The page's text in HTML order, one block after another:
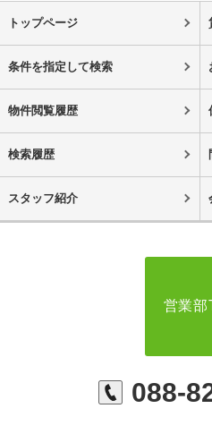
トップページ
条件を指定して検索
物件閲覧履歴
検索履歴
スタッフ紹介
営業
088-